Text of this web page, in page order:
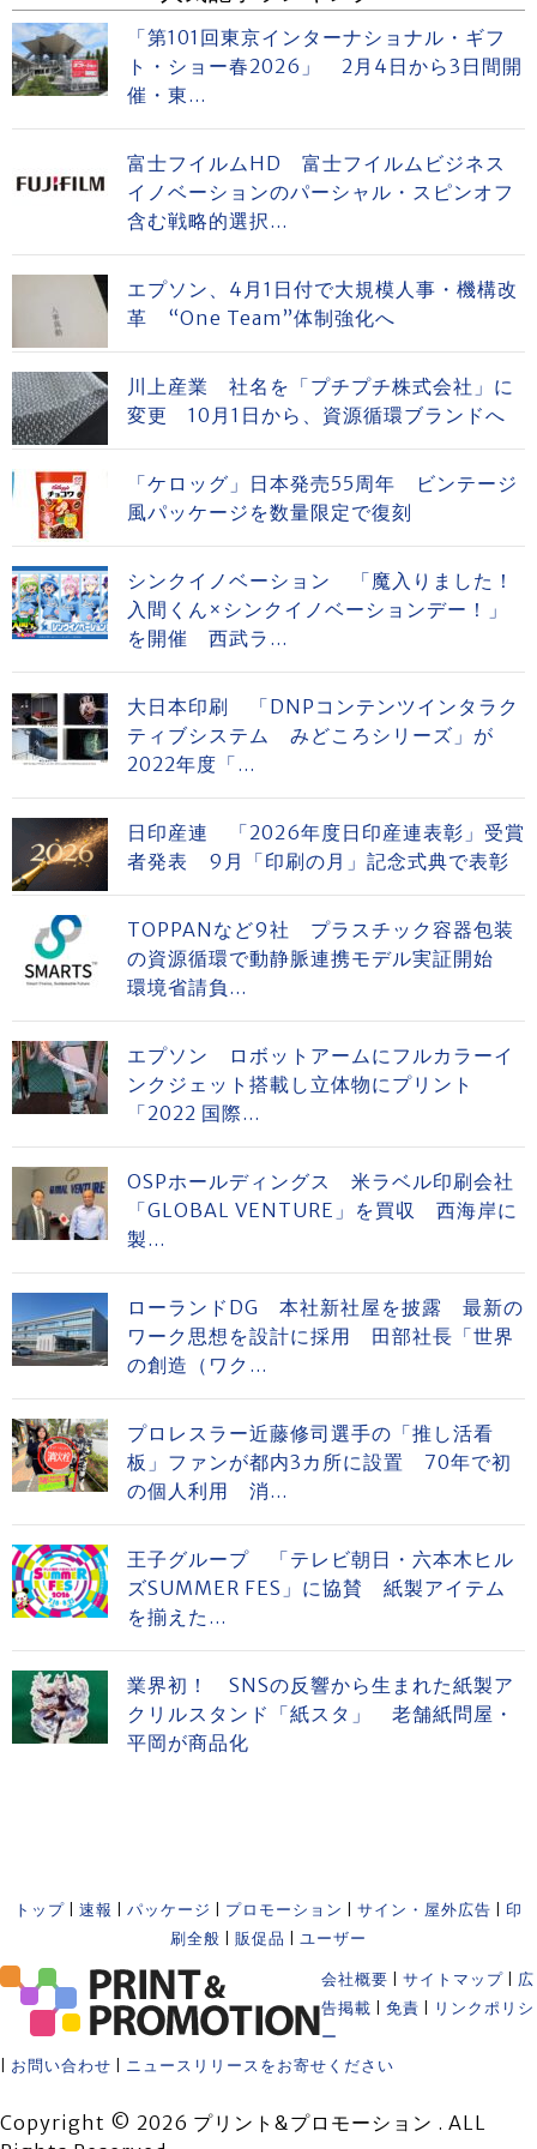
「第101回東京インターナショナル・ギフ
ト・ショー春2026」 2月4日から3日間開
催・東...
富士フイルムHD 富士フイルムビジネス
イノベーションのパーシャル・スピンオフ
含む戦略的選択...
エプソン、4月1日付で大規模人事・機構改
革 “One Team”体制強化へ
川上産業 社名を「プチプチ株式会社」に
変更 10月1日から、資源循環ブランドへ
「ケロッグ」日本発売55周年 ビンテージ
風パッケージを数量限定で復刻
シンクイノベーション 「魔入りました！
入間くん×シンクイノベーションデー！」
を開催 西武ラ...
大日本印刷 「DNPコンテンツインタラク
ティブシステム みどころシリーズ」が
2022年度「...
日印産連 「2026年度日印産連表彰」受賞
者発表 9月「印刷の月」記念式典で表彰
TOPPANなど9社 プラスチック容器包装
の資源循環で動静脈連携モデル実証開始
環境省請負...
エプソン ロボットアームにフルカラーイ
ンクジェット搭載し立体物にプリント
「2022 国際...
OSPホールディングス 米ラベル印刷会社
「GLOBAL VENTURE」を買収 西海岸に
製...
ローランドDG 本社新社屋を披露 最新の
ワーク思想を設計に採用 田部社長「世界
の創造（ワク...
プロレスラー近藤修司選手の「推し活看
板」ファンが都内3カ所に設置 70年で初
の個人利用 消...
王子グループ 「テレビ朝日・六本木ヒル
ズSUMMER FES」に協賛 紙製アイテム
を揃えた...
業界初！ SNSの反響から生まれた紙製ア
クリルスタンド「紙スタ」 老舗紙問屋・
平岡が商品化
トップ 速報 パッケージ プロモーション サイン・屋外広告
印
刷全般
販促品 ユーザー
会社概要 サイトマップ
広
告掲載
免責
リンクポリシ
ー
お問い合わせ ニュースリリースをお寄せください
Copyright © 2026 プリント&プロモーション . ALL